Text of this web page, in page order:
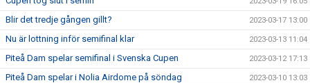
Blir det tredje gången gillt? 2023-03-17 13:00
Nu är lottning inför semifinal klar 2023-03-13 11:04
Piteå Dam spelar semifinal i Svenska Cupen 2023-03-12 17:13
Piteå Dam spelar i Nolia Airdome på söndag 2023-03-10 13:03